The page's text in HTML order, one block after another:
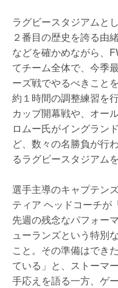
ラグビースタジアムと
２番目の歴史を誇る由
などを確かめながら、
てチーム全体で、今季
ーズ戦でやるべきことを
約１時間の調整練習を
カップ開幕戦や、オー
ロムー氏がイングラン
ど、数々の名勝負が行
るラグビースタジアム
選手主導のキャプテン
ティア ヘッドコーチが
先週の残念なパフォー
ューランズという特別
こと。その準備はでき
ている」と、ストーマ
手応えを語る一方、ゲ